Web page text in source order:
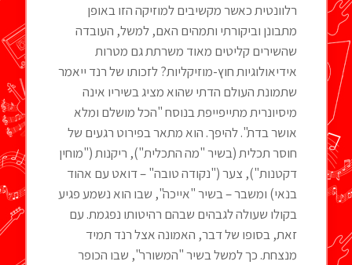
רלוונטית כאשר מקשיבים למוזיקה הזו באופן
מתבונן וביקורתי ותמהים האם, למשל, העובדה
שהשירים קליטים מאוד משרתת גם מטרות
אידיאולוגיות חוץ-מוזיקליות? לזכותו של רנד ייאמר
שתמונת העולם הדתי שהוא מציג בשיריו אינה
מיסיונרית מתייפייפת בנוסח "הכל מושלם ומלא
אושר בדת". להיפך. הוא מתאר בפירוט רגעים של
חוסר תכלית (בשיר "מה התכלית"), ריקנות ("מוחין
דקטנות"), צער ("נקודה טובה" – דואט עם אהוד
בנאי) ומשבר – בשיר "אייכה", שבו הוא נשמע פגיע
בקולו שעולה לגבהים שבהם רהיטותו נפגמת. עם
זאת, בסופו של דבר, האמונה אצל רנד תמיד
מנצחת. כך למשל בשיר "המשורר", שבו הכופר